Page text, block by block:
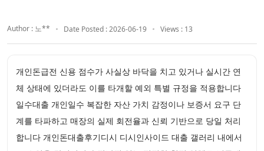
Author : 노** Date Posted : 2026-06-19 Views : 13
개인돈급전 신용 점수가 사실상 바닥을 치고 있거나 실시간 연
체 상태에 있더라도 이를 타개할 예외 특별 규정을 적용합니다
일수대출 개인일수 복잡한 자산 가치 감정이나 보증서 요구 단
계를 타파하고 매장의 실제 회전율과 신뢰 기반으로 당일 처리
합니다 개인돈대출후기디시 디시인사이드 대출 갤러리 내에서